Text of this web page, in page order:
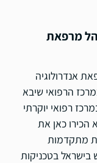
מרפאת
אנדרולוגיה
הרפואי שיבא
רפואי יוקרתי
חזרתו לארץ, בשנת 2006, לא הכירו כאן את
מתקדמות
בישראל בטכניקות